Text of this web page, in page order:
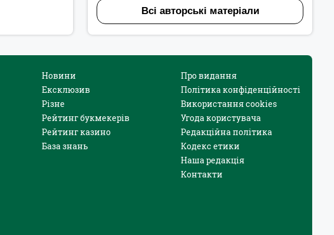
Всі авторські матеріали
Новини
Ексклюзив
Різне
Рейтинг букмекерів
Рейтинг казино
База знань
Про видання
Політика конфіденційності
Використання cookies
Угода користувача
Редакційна політика
Кодекс етики
Наша редакція
Контакти